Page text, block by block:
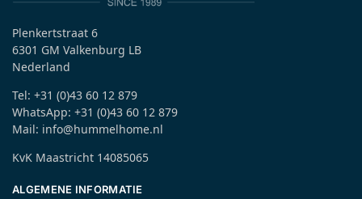
Plenkertstraat 6
6301 GM Valkenburg LB
Nederland
Tel: +31 (0)43 60 12 879
WhatsApp: +31 (0)43 60 12 879
Mail: info@hummelhome.nl
KvK Maastricht 14085065
ALGEMENE INFORMATIE